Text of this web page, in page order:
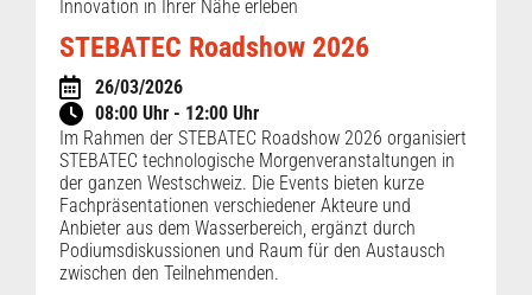
Innovation in Ihrer Nähe erleben
STEBATEC Roadshow 2026
26/03/2026
08:00 Uhr - 12:00 Uhr
Im Rahmen der STEBATEC Roadshow 2026 organisiert
STEBATEC technologische Morgenveranstaltungen in
der ganzen Westschweiz. Die Events bieten kurze
Fachpräsentationen verschiedener Akteure und
Anbieter aus dem Wasserbereich, ergänzt durch
Podiumsdiskussionen und Raum für den Austausch
zwischen den Teilnehmenden.